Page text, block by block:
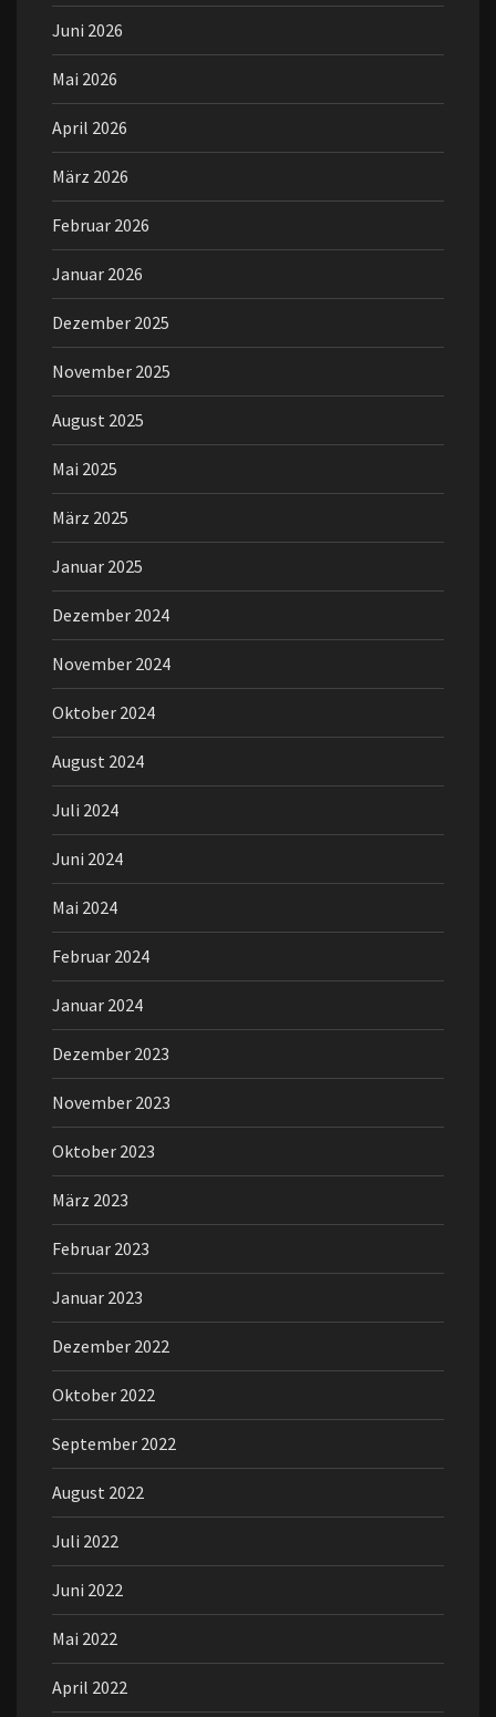
Juni 2026
Mai 2026
April 2026
März 2026
Februar 2026
Januar 2026
Dezember 2025
November 2025
August 2025
Mai 2025
März 2025
Januar 2025
Dezember 2024
November 2024
Oktober 2024
August 2024
Juli 2024
Juni 2024
Mai 2024
Februar 2024
Januar 2024
Dezember 2023
November 2023
Oktober 2023
März 2023
Februar 2023
Januar 2023
Dezember 2022
Oktober 2022
September 2022
August 2022
Juli 2022
Juni 2022
Mai 2022
April 2022